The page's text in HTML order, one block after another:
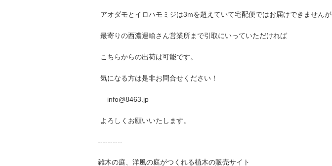
アオダモとイロハモミジは3mを超えていて宅配便ではお届けできませんが
最寄りの西濃運輸さん営業所まで引取にいっていただければ
こちらからの出荷は可能です。
気になる方は是非お問合せください！
info@8463.jp
よろしくお願いいたします。
----------
雑木の庭、洋風の庭がつくれる植木の販売サイト